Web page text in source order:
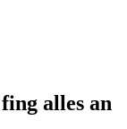
alles an